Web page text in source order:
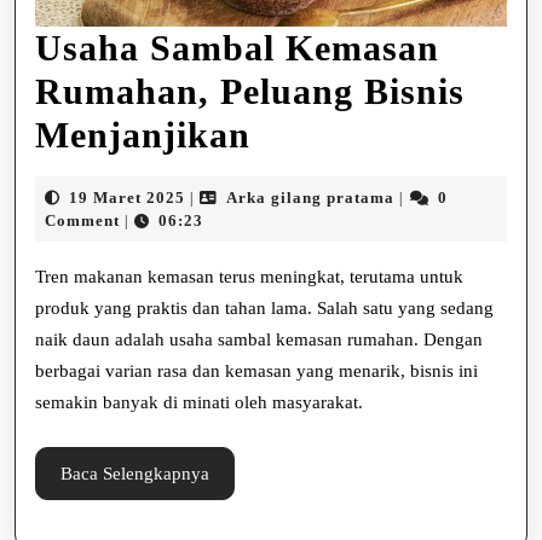
Usaha Sambal Kemasan
Rumahan, Peluang Bisnis
Menjanjikan
Kemasan
Rumahan,
Peluang
Bisnis
Menjanjikan
19 Maret 2025 19
Maret
Arka gilang pratama Arka 0
Comment
06:23
Tren makanan kemasan terus meningkat, terutama untuk
produk yang praktis dan tahan lama. Salah satu yang sedang
naik daun adalah usaha sambal kemasan rumahan. Dengan
berbagai varian rasa dan kemasan yang menarik, bisnis ini
semakin banyak di minati oleh masyarakat.
Baca Selengkapnya
Selengkapnya